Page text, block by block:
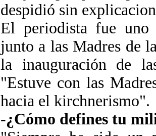
despidió sin
El periodista fue uno
junto a las Madres de
la inauguración de
"Estuve con las
hacia el kirchnerismo".
-¿Cómo defines tu